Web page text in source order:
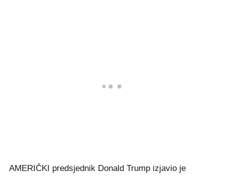
AMERIČKI predsjednik Donald Trump izjavio je